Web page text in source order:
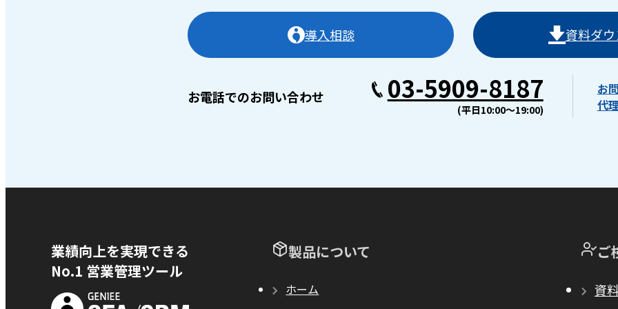
導入相談 資料ダ
お電話でのお問い合わせ 03-5909-8187
(平日10:00〜19:00)
お
代
業績向上を実現できる
No.1 営業管理ツール
製品について
ホーム
ご
資